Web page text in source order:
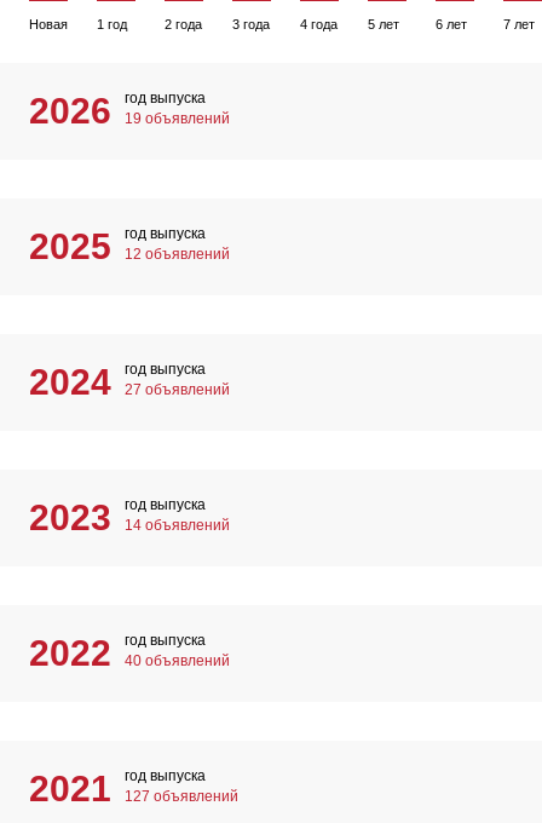
Новая 1 год 2 года 3 года 4 года 5 лет 6 лет 7 лет
2026
год выпуска
19 объявлений
2025
год выпуска
12 объявлений
2024
год выпуска
27 объявлений
2023
год выпуска
14 объявлений
2022
год выпуска
40 объявлений
2021
год выпуска
127 объявлений